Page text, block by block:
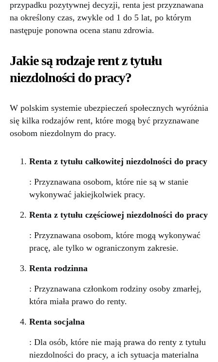
przypadku pozytywnej decyzji, renta jest przyznawana
na określony czas, zwykle od 1 do 5 lat, po którym
następuje ponowna ocena stanu zdrowia.
Jakie są rodzaje rent z tytułu
niezdolności do pracy?
W polskim systemie ubezpieczeń społecznych wyróżnia
się kilka rodzajów rent, które mogą być przyznawane
osobom niezdolnym do pracy.
Renta z tytułu całkowitej niezdolności do pracy
: Przyznawana osobom, które nie są w stanie
wykonywać jakiejkolwiek pracy.
Renta z tytułu częściowej niezdolności do pracy
: Przyznawana osobom, które mogą wykonywać
pracę, ale tylko w ograniczonym zakresie.
Renta rodzinna
: Przyznawana członkom rodziny osoby zmarłej,
która miała prawo do renty.
Renta socjalna
: Dla osób, które nie mają prawa do renty z tytułu
niezdolności do pracy, a ich sytuacja materialna